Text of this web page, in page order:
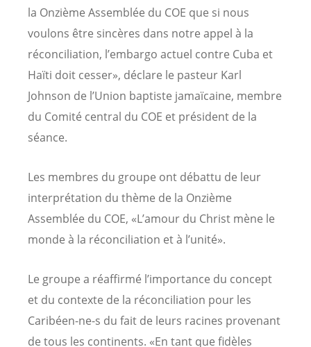
la Onzième Assemblée du COE que si nous
voulons être sincères dans notre appel à la
réconciliation, l’embargo actuel contre Cuba et
Haïti doit cesser», déclare le pasteur Karl
Johnson de l’Union baptiste jamaïcaine, membre
du Comité central du COE et président de la
séance.
Les membres du groupe ont débattu de leur
interprétation du thème de la Onzième
Assemblée du COE, «L’amour du Christ mène le
monde à la réconciliation et à l’unité».
Le groupe a réaffirmé l’importance du concept
et du contexte de la réconciliation pour les
Caribéen-ne-s du fait de leurs racines provenant
de tous les continents. «En tant que fidèles